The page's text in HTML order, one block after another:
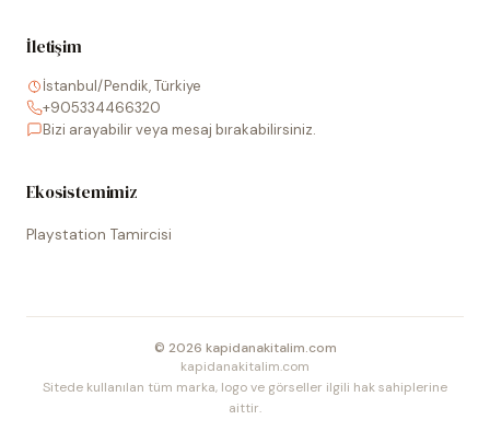
İletişim
İstanbul/Pendik, Türkiye
+905334466320
Bizi arayabilir veya mesaj bırakabilirsiniz.
Ekosistemimiz
Playstation Tamircisi
© 2026 kapidanakitalim.com
kapidanakitalim.com
Sitede kullanılan tüm marka, logo ve görseller ilgili hak sahiplerine
aittir.